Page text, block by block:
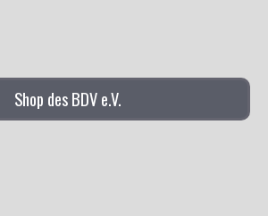
Shop des BDV e.V.